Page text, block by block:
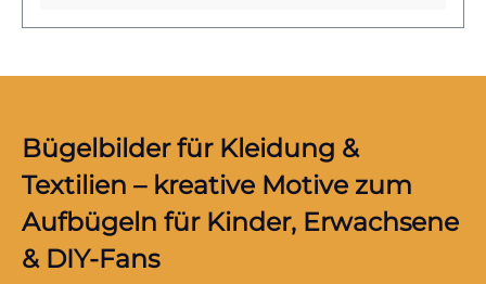
sommerliche Outfits, Kinder- und Teenager-
Bügelbild ist hochwertig gedruckt, lässt sich
leicht auf Baumwollstoffe wie Shirts, Sweater,
Hoodies, Stofftaschen oder Kissenbezüge
aufbringen und bleibt bei richtiger Pflege
lange farbintensiv und formstabil. Ein
langlebiger Textiltransfer, der deinem Outfit
Bügelbilder für Kleidung &
Textilien – kreative Motive zum
Aufbügeln für Kinder, Erwachsene
& DIY-Fans